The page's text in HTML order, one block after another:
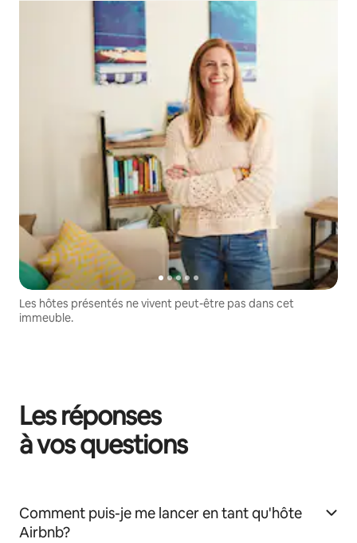
Les hôtes présentés ne vivent peut-être pas dans cet
immeuble.
Les réponses
à vos questions
Comment puis-je me lancer en tant qu'hôte
Airbnb?